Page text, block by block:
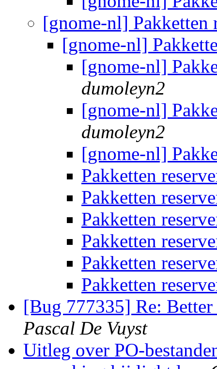
[gnome-nl] Pakketten
[gnome-nl]
[gnome-nl]
dumoleyn2
[gnome-nl]
dumoleyn2
[gnome-nl]
Pakketten
Pakketten
Pakketten
Pakketten
Pakketten
Pakketten
[Bug 777335] Re:
Pascal De Vuyst
Uitleg over PO-